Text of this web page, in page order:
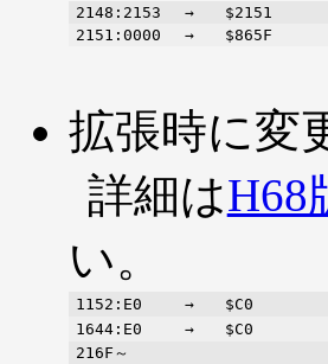
2148:2153 → $2151
2151:0000 → $865F
拡張時に変
詳細はH68
い。
1152:E0 → $C0
1644:E0 → $C0
216F～